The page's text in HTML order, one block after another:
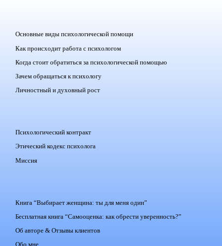
Основные виды психологической помощи
Как происходит работа с психологом
Когда стоит обратиться за психологической помощью
Зачем обращаться к психологу
Личностный и духовный рост
Психологический контракт
Этический кодекс психолога
Миссия
Книга “Выбирает женщина: ты для меня один”
Бесплатная книга “Самооценка: как обрести уверенность?”
Об авторе & Отзывы клиентов
Обо мне